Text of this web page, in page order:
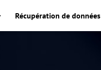
Récupération de données